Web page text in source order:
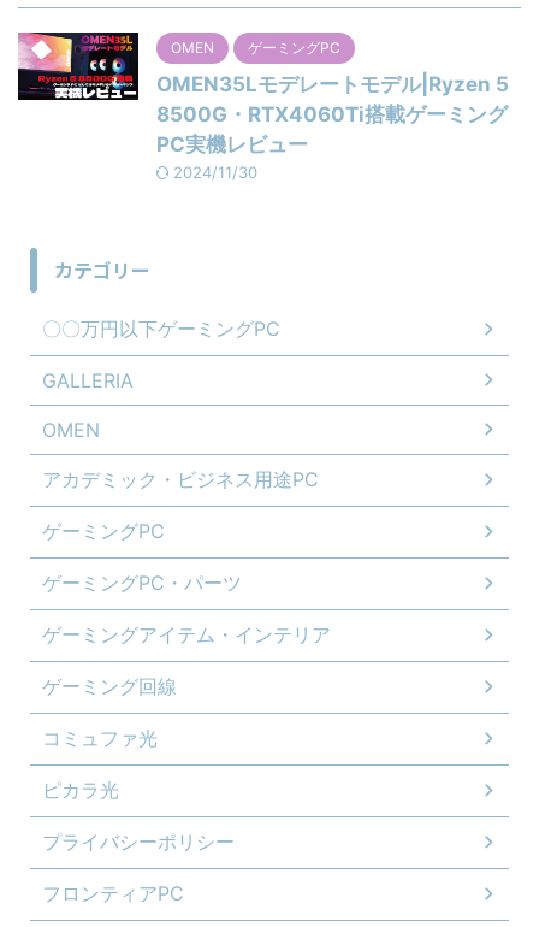
OMEN ゲーミングPC
OMEN35Lモデレートモデル|Ryzen 5
8500G・RTX4060Ti搭載ゲーミング
PC実機レビュー
2024/11/30
カテゴリー
〇〇万円以下ゲーミングPC
GALLERIA
OMEN
アカデミック・ビジネス用途PC
ゲーミングPC
ゲーミングPC・パーツ
ゲーミングアイテム・インテリア
ゲーミング回線
コミュファ光
ピカラ光
プライバシーポリシー
フロンティアPC